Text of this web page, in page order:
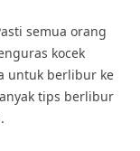
semua orang
kocek
untuk berlibur ke
tips berlibur